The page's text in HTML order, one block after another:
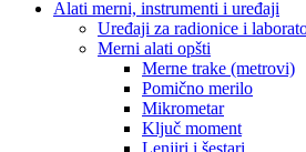
Alati merni, instrumenti i uređaji
Uređaji za radionice i
Merni alati opšti
Merne trake (metrovi)
Pomično merilo
Mikrometar
Ključ moment
Lenjiri i šestari